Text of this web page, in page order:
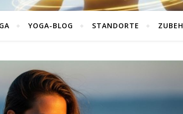
YOGA-BLOG STANDORTE